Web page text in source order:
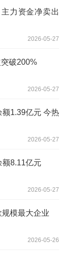
力资金净卖出
2026-05-27
破200%
2026-05-27
1.39亿元 今热
2026-05-27
8.11亿元
2026-05-27
模最大企业
2026-05-26